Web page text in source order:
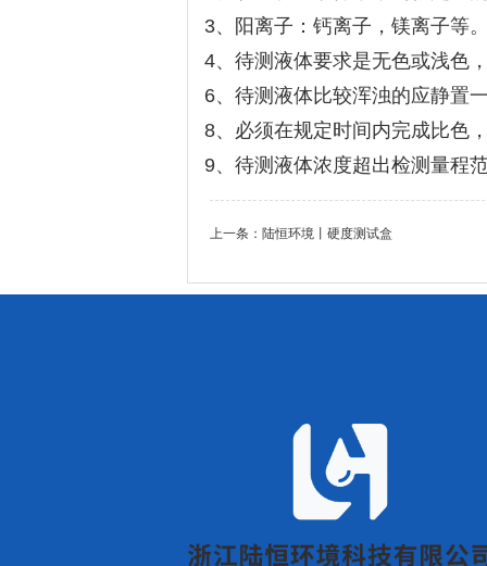
3、阳离子：钙离子，镁离子等
4、待测液体要求是无色或浅色
6、待测液体比较浑浊的应静置
8、必须在规定时间内完成比色
9、待测液体浓度超出检测量程
上一条： 陆恒环境丨硬度测试盒